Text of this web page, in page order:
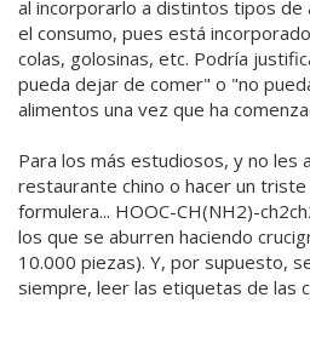
al incorporarlo a distintos tipos de
el consumo, pues está
colas, golosinas, etc. Podría
pueda dejar de comer" o "no
alimentos una vez que ha
Para los más estudiosos, y no les
restaurante chino o hacer un triste
formulera... HOOC-CH(NH2)-
los que se aburren haciendo
10.000 piezas). Y, por supuesto,
siempre, leer las etiquetas de las